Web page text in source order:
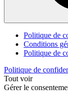
Politique de
Conditions
Politique de
Politique de
Tout voir
Gérer le